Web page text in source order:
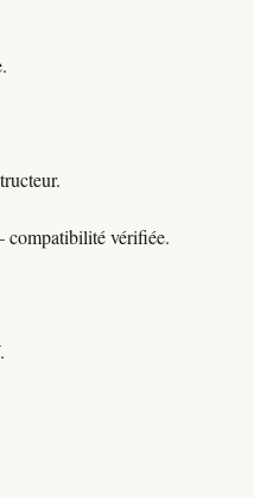
compatibilité vérifiée.